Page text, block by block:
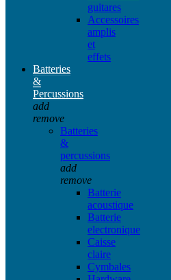
guitares
Accessoires
amplis
et
effets
Batteries
&
Percussions
add
remove
Batteries
&
percussions
add
remove
Batterie
acoustique
Batterie
electronique
Caisse
claire
Cymbales